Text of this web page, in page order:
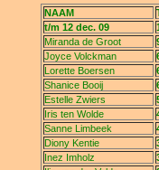
NAAM
t/m 12 dec. 09
Miranda de Groot
Joyce Volckman
Lorette Boersen
Shanice Booij
Estelle Zwiers
Iris ten Wolde
Sanne Limbeek
Diony Kentie
Inez Imholz